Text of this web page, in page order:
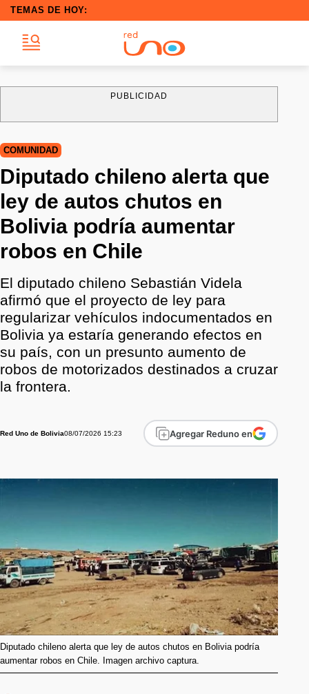
TEMAS DE HOY:
PUBLICIDAD
COMUNIDAD
Diputado chileno alerta que
ley de autos chutos en
Bolivia podría aumentar
robos en Chile
El diputado chileno Sebastián Videla
afirmó que el proyecto de ley para
regularizar vehículos indocumentados en
Bolivia ya estaría generando efectos en
su país, con un presunto aumento de
robos de motorizados destinados a cruzar
la frontera.
Red Uno de Bolivia08/07/2026 15:23 Agregar Reduno en
Diputado chileno alerta que ley de autos chutos en Bolivia podría
aumentar robos en Chile. Imagen archivo captura.